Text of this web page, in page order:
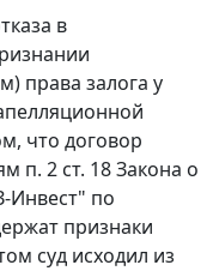
в
права залога у
что договор
п. 2 ст. 18 Закона о
Инвест" по
признаки
суд исходил из